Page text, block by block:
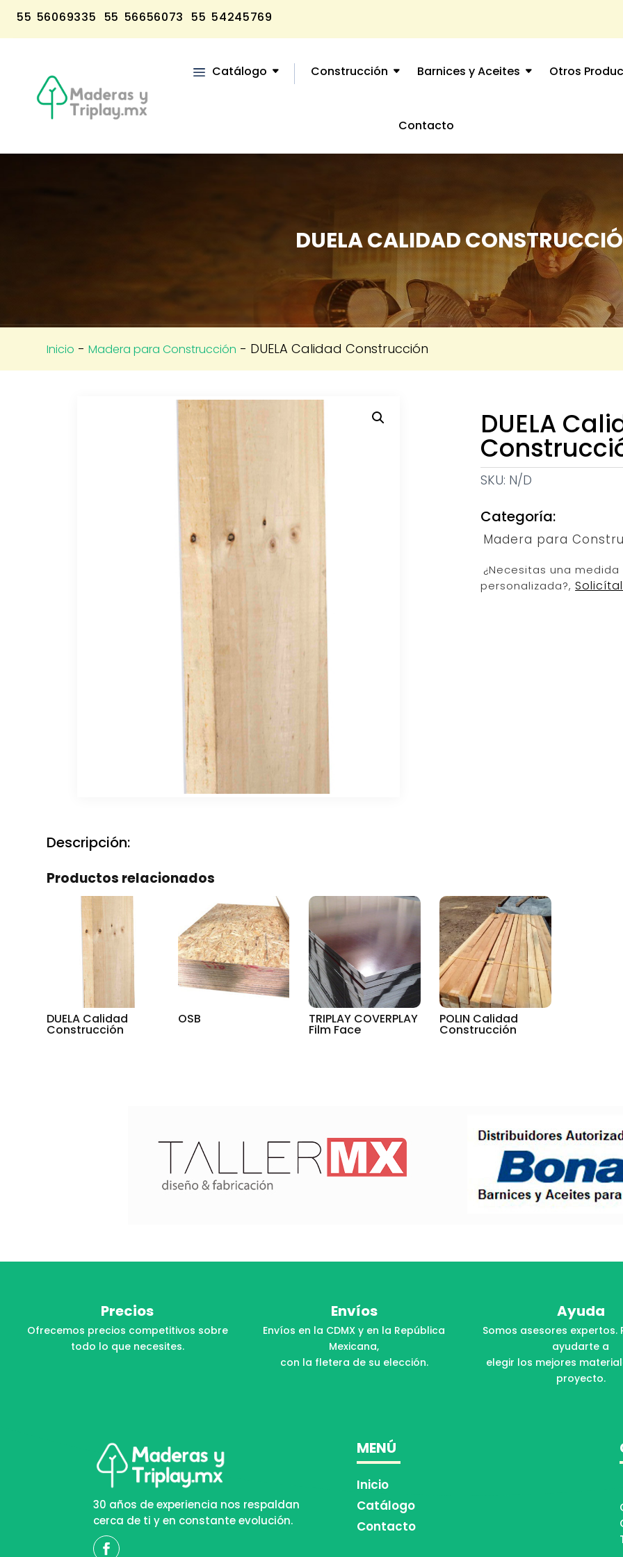
55 56069335 55 56656073 55 54245769
Catálogo Construcción Barnices y Aceites Otros
Contacto
DUELA CALIDAD
Inicio -Madera para Construcción - DUELA Calidad Construcción
DUELA
SKU: N/D
Categoría:
Madera para
¿Necesitas una medida
personalizada?,
Descripción:
Productos relacionados
DUELA Calidad
Construcción
OSB TRIPLAY COVERPLAY
Film Face
POLIN Calidad
Construcción
Precios
Ofrecemos precios competitivos sobre
todo lo que necesites.
Envíos
Envíos en la CDMX y en la República
Mexicana,
con la fletera de su elección.
Ayuda
Somos asesores expertos.
ayudarte a
elegir los mejores
proyecto.
30 años de experiencia nos respaldan
cerca de ti y en constante evolución.
MENÚ
Inicio
Catálogo
Contacto